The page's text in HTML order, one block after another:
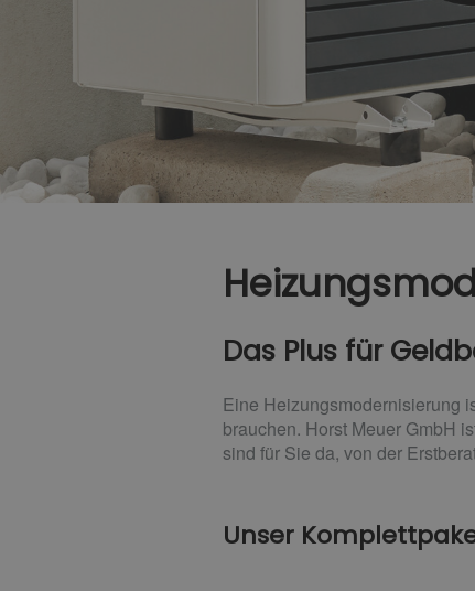
Das Plus für
Eine Heizungsmodernisierung
brauchen. Horst Meuer GmbH
sind für Sie da, von der
Unser